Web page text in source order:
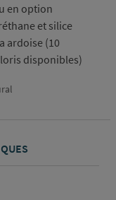
en option
et silice
ardoise (10
disponibles)